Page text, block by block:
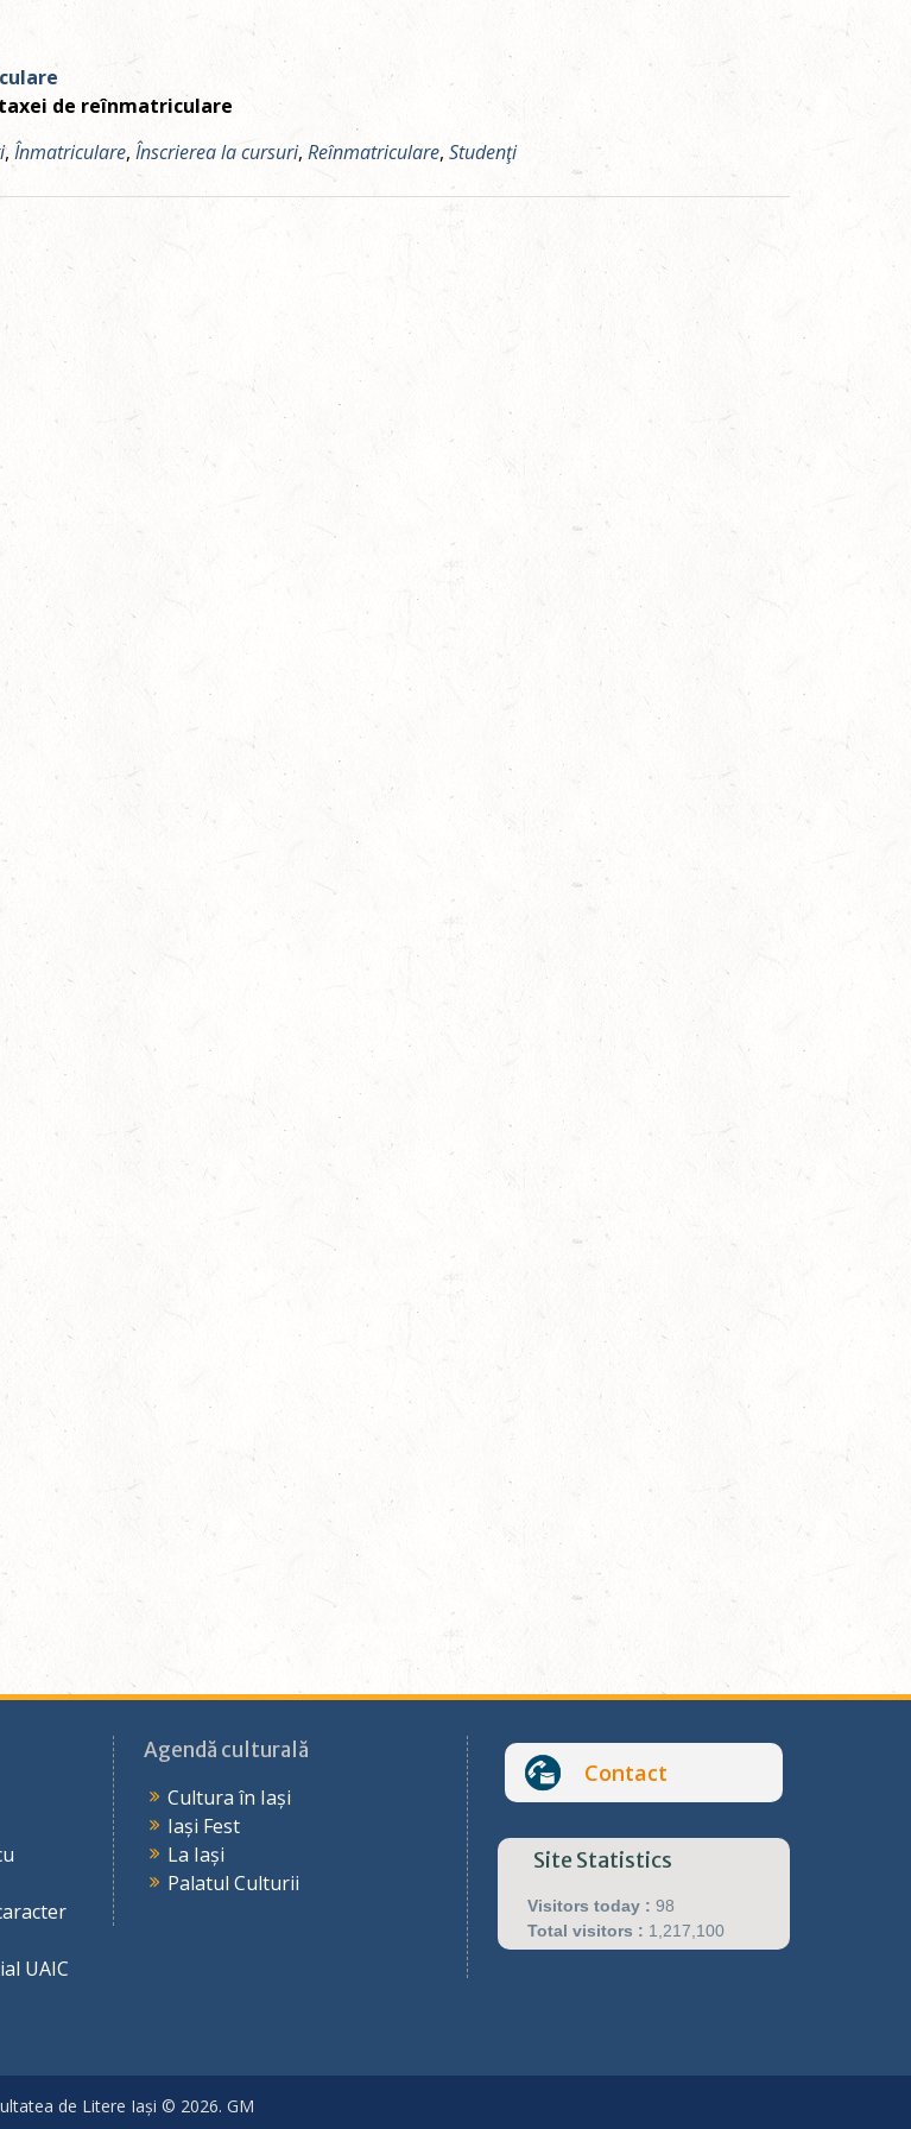
de reînmatriculare
, Înmatriculare, Înscrierea la cursuri, Reînmatriculare, Studenţi
UAIC
Agendă culturală
Cultura în Iași
Iași Fest
La Iași
Palatul Culturii
Contact
Site Statistics
Visitors today : 98
Total visitors : 1,217,100
de Litere Iași © 2026. GM